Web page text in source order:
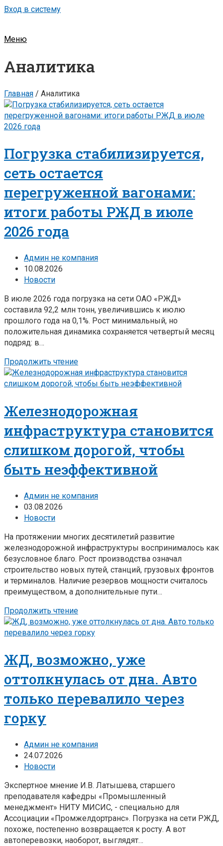
Вход в систему
Меню
Аналитика
Главная / Аналитика
Погрузка стабилизируется,
сеть остается
перегруженной вагонами:
итоги работы РЖД в июле
2026 года
Админ не компания
10.08.2026
Новости
В июле 2026 года погрузка на сети ОАО «РЖД»
составила 92,2 млн тонн, увеличившись к июлю
прошлого года на 0,1%. Рост минимальный, но
положительная динамика сохраняется четвертый месяц
подряд: в…
Продолжить чтение
Железнодорожная
инфраструктура становится
слишком дорогой, чтобы
быть неэффективной
Админ не компания
03.08.2026
Новости
На протяжении многих десятилетий развитие
железнодорожной инфраструктуры воспринималось как
безусловное благо. Рост производства означал
строительство новых путей, станций, грузовых фронтов
и терминалов. Наличие резервов мощности считалось
преимуществом, а дополнительные пути…
Продолжить чтение
ЖД, возможно, уже
оттолкнулась от дна. Авто
только перевалило через
горку
Админ не компания
24.07.2026
Новости
Экспертное мнение И.В. Латышева, старшего
преподавателя кафедры «Промышленный
менеджмент» НИТУ МИСИС, - специально для
Ассоциации «Промжелдортранс». Погрузка на сети РЖД,
похоже, постепенно возвращается к росту. А вот
автоперевозки, наоборот, выглядят…